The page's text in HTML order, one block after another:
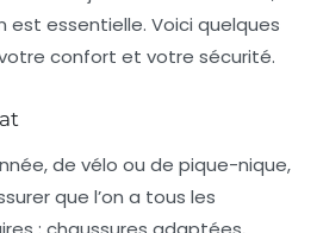
est essentielle. Voici quelques
confort et votre sécurité.
de vélo ou de pique-nique,
que l’on a tous les